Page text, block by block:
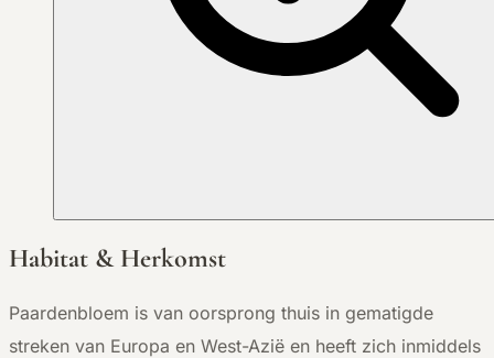
Habitat & Herkomst
Paardenbloem is van oorsprong thuis in gematigde
streken van Europa en West-Azië en heeft zich inmiddels